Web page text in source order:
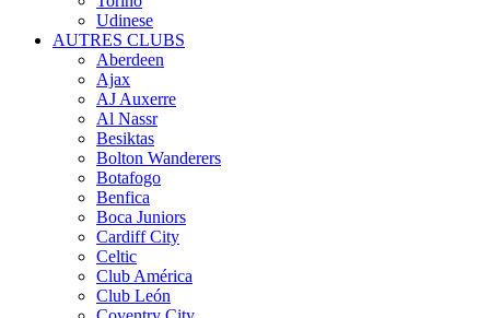
Udinese
AUTRES CLUBS
Aberdeen
Ajax
AJ Auxerre
Al Nassr
Besiktas
Bolton Wanderers
Botafogo
Benfica
Boca Juniors
Cardiff City
Celtic
Club América
Club León